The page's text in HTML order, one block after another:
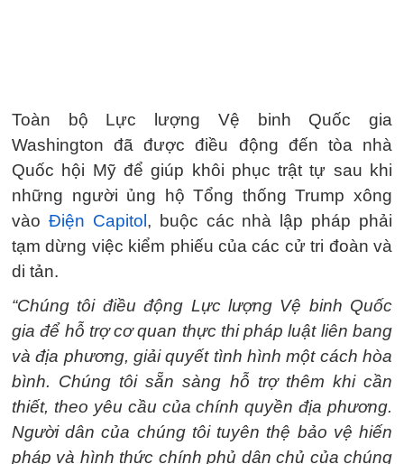
Toàn bộ Lực lượng Vệ binh Quốc gia
Washington đã được điều động đến tòa nhà
Quốc hội Mỹ để giúp khôi phục trật tự sau khi
những người ủng hộ Tổng thống Trump xông
vào Điện Capitol , buộc các nhà lập pháp phải
tạm dừng việc kiểm phiếu của các cử tri đoàn và
di tản.
“Chúng tôi điều động Lực lượng Vệ binh Quốc
gia để hỗ trợ cơ quan thực thi pháp luật liên bang
và địa phương, giải quyết tình hình một cách hòa
bình. Chúng tôi sẵn sàng hỗ trợ thêm khi cần
thiết, theo yêu cầu của chính quyền địa phương.
Người dân của chúng tôi tuyên thệ bảo vệ hiến
pháp và hình thức chính phủ dân chủ của chúng